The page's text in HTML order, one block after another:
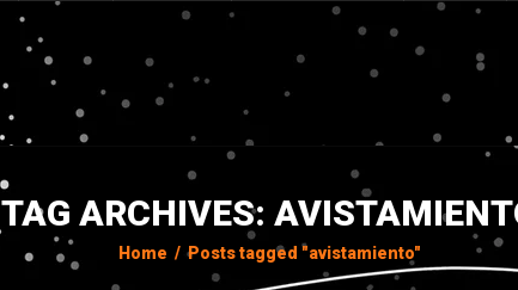
TAG ARCHIVES:
Home / Posts tagged "avistamiento"